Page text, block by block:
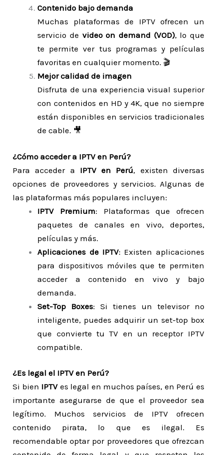
Contenido bajo demanda
Muchas plataformas de IPTV ofrecen un
servicio de video on demand (VOD), lo que
te permite ver tus programas y películas
favoritas en cualquier momento. 🎬
Mejor calidad de imagen
Disfruta de una experiencia visual superior
con contenidos en HD y 4K, que no siempre
están disponibles en servicios tradicionales
de cable. 🎥
¿Cómo acceder a IPTV en Perú?
Para acceder a IPTV en Perú, existen diversas
opciones de proveedores y servicios. Algunas de
las plataformas más populares incluyen:
IPTV Premium: Plataformas que ofrecen
paquetes de canales en vivo, deportes,
películas y más.
Aplicaciones de IPTV: Existen aplicaciones
para dispositivos móviles que te permiten
acceder a contenido en vivo y bajo
demanda.
Set-Top Boxes: Si tienes un televisor no
inteligente, puedes adquirir un set-top box
que convierte tu TV en un receptor IPTV
compatible.
¿Es legal el IPTV en Perú?
Si bien IPTV es legal en muchos países, en Perú es
importante asegurarse de que el proveedor sea
legítimo. Muchos servicios de IPTV ofrecen
contenido pirata, lo que es ilegal. Es
recomendable optar por proveedores que ofrezcan